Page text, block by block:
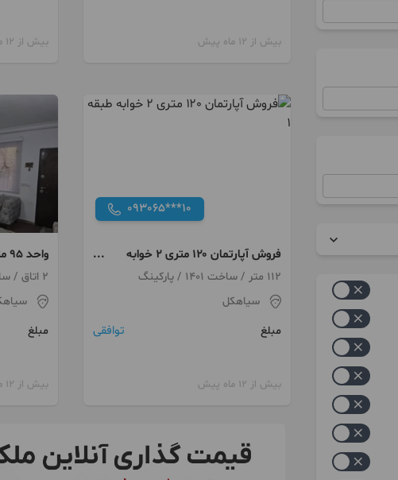
بیش از 12 ماه پیش بیش از 12 ماه پیش
093065***10
فروش آپارتمان ۱۲۰ متری ۲ خوابه
طبقه ۱
112 متر / ساخت 1401 / پارکینگ
سیاهکل
مبلغ
توافقی
بیش از 12 ماه پیش
واحد ۹۵ متری راه جدا،طبقه همکف
2 اتاق / ساخت 1397 / پارکینگ
مبلغ
بیش از 12 ماه پیش